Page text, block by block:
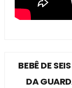
BEBÊ DE
DA